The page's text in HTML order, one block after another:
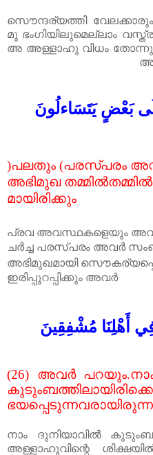
വേലക്കാരും
സൌന്ദര്യത്തി
ഭംഗിയിലുമെല്ലാം
മു
വിധം
അള്ളാഹു
അ
بَعْضٍ يَتَسَاءلُونَ
പരസ്പരം
(
പലതും
)
തമ്മിൽതമ്മിൽ
അഭിമുഖ
മായിരിക്കും
അവസ്ഥകളെയും
പ്രവ
അവർ
പരസ്പരം
ചർച്ച
അഭിമുഖമായി
അവർ
ഇരിപ്പുറപ്പിക്കും
فِي أَهْلِنَا مُشْفِقِينَ
(26) അവർ പറയും.
കുടുംബത്തിലായിരിക്കെ
നാം ദുനിയാവിൽ
അള്ളാഹുവിന്റെ